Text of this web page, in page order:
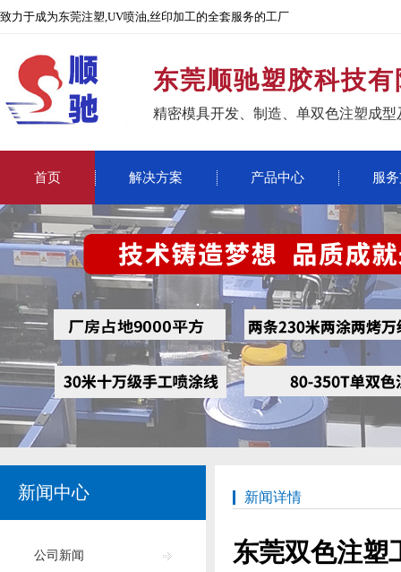
致力于成为东莞注塑,UV喷油,丝印加工的全套服务的工厂
东莞顺驰塑胶科技
精密模具开发、制造、单双色注塑成
首页 解决方案 产品中心 服
新闻中心
公司新闻
新闻详情
东莞双色注塑